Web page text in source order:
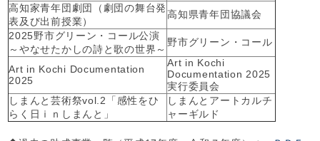
高知家青年団劇団（劇団の舞台発
表及び出前授業）
高知県青年団協議会
2025野市グリーン・コール公演
～やなせたかしの詩と歌の世界～
野市グリーン・コール
Art in Kochi Documentation
2025
Art in Kochi
Documentation 2025
実行委員会
しまんと芸術祭vol.2「感性をひ
らく日ｉｎしまんと」
しまんとアートカルチ
ャーギルド